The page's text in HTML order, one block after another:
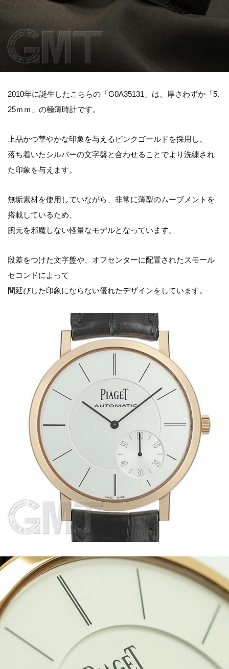
2010年に誕生したこちらの「G0A35131」は、厚さわずか「5.
25ｍｍ」の極薄時計です。
上品かつ華やかな印象を与えるピンクゴールドを採用し、
落ち着いたシルバーの文字盤と合わせることでより洗練され
た印象を与えます。
無垢素材を使用していながら、非常に薄型のムーブメントを
搭載しているため、
腕元を邪魔しない軽量なモデルとなっています。
段差をつけた文字盤や、オフセンターに配置されたスモール
セコンドによって
間延びした印象にならない優れたデザインをしています。